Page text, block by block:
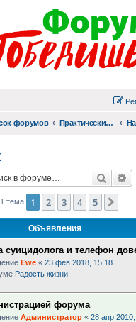
форумов Практический раздел
Поиск
тема 1 2 3 4 5
Объявления
суицидолога и телефон
Ewe « 23 фев 2018, 15:18
Радость жизни
форума
Администратор « 28 апр 2010,